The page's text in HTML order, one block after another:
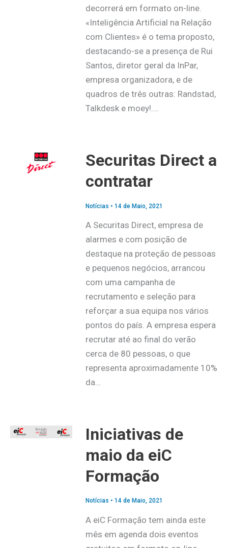
decorrerá em formato on-line.
«Inteligência Artificial na Relação
com Clientes» é o tema proposto,
destacando-se a presença de Rui
Santos, diretor geral da InPar,
empresa organizadora, e de
quadros de três outras: Randstad,
Talkdesk e moey!….
Securitas Direct a
contratar
Notícias • 14 de Maio, 2021
A Securitas Direct, empresa de
alarmes e com posição de
destaque na proteção de pessoas
e pequenos negócios, arrancou
com uma campanha de
recrutamento e seleção para
reforçar a sua equipa nos vários
pontos do país. A empresa espera
recrutar até ao final do verão
cerca de 80 pessoas, o que
representa aproximadamente 10%
da…
Iniciativas de
maio da eiC
Formação
Notícias • 14 de Maio, 2021
A eiC Formação tem ainda este
mês em agenda dois eventos